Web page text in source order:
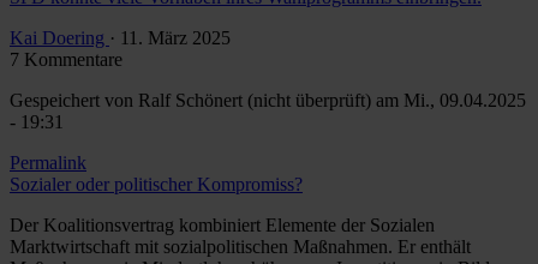
Kai Doering · 11. März 2025
7 Kommentare
Gespeichert von Ralf Schönert (nicht überprüft) am Mi., 09.04.2025
- 19:31
Permalink
Sozialer oder politischer Kompromiss?
Der Koalitionsvertrag kombiniert Elemente der Sozialen
Marktwirtschaft mit sozialpolitischen Maßnahmen. Er enthält